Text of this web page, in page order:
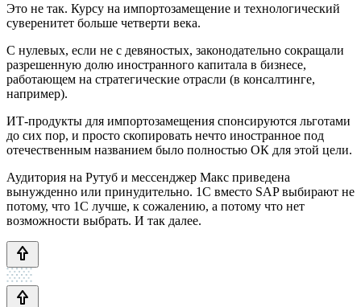
Это не так. Курсу на импортозамещение и технологический
суверенитет больше четверти века.
С нулевых, если не с девяностых, законодательно сокращали
разрешенную долю иностранного капитала в бизнесе,
работающем на стратегические отрасли (в консалтинге,
например).
ИТ-продукты для импортозамещения спонсируются льготами
до сих пор, и просто скопировать нечто иностранное под
отечественным названием было полностью ОК для этой цели.
Аудитория на Рутуб и мессенджер Макс приведена
вынужденно или принудительно. 1С вместо SAP выбирают не
потому, что 1С лучше, к сожалению, а потому что нет
возможности выбрать. И так далее.